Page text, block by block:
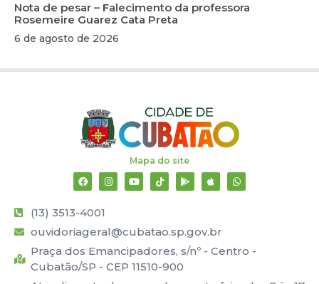
Nota de pesar – Falecimento da professora
Rosemeire Guarez Cata Preta
6 de agosto de 2026
Mapa do site
(13) 3513-4001
ouvidoriageral@cubatao.sp.gov.br
Praça dos Emancipadores, s/nº - Centro -
Cubatão/SP - CEP 11510-900